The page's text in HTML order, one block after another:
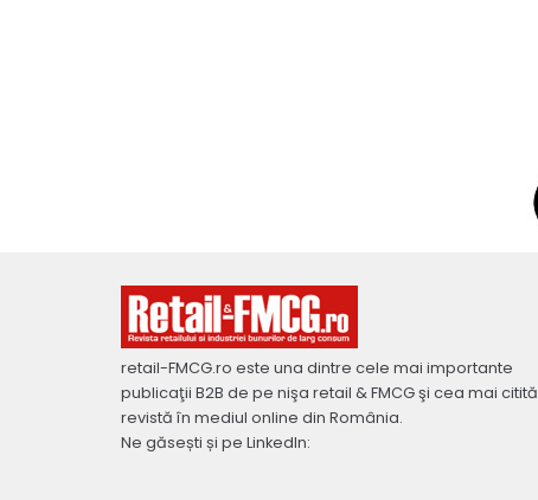
retail-FMCG.ro este una dintre cele mai importante
publicaţii B2B de pe nişa retail & FMCG şi cea mai citită
revistă în mediul online din România.
Ne găsești și pe LinkedIn: